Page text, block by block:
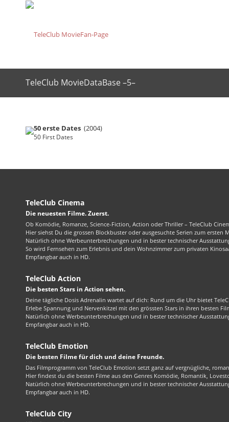
TeleClub MovieDataBase –5–
50 erste Dates (2004)
50 First Dates
TeleClub Cinema
Die neuesten Filme. Zuerst.
Ob Komödie, Romanze, Science-Fiction, Action oder Thriller – TeleClub
Hier siehst Du die grossen Blockbuster oder ausgesuchte Serien zum ersten
Natürlich ohne Werbeunterbrechungen und in bester technischer
So wird Fernsehen zum Erlebnis und dein Wohnzimmer zum privaten
Empfangbar auch in HD.
TeleClub Action
Die besten Stars in Action sehen.
Deine tägliche Dosis Adrenalin wartet auf dich: Rund um die Uhr bietet
Erlebe Spannung und Nervenkitzel mit den grössten Stars in ihren besten
Natürlich ohne Werbeunterbrechungen und in bester technischer
Empfangbar auch in HD.
TeleClub Emotion
Die besten Filme für dich und deine Freunde.
Das Filmprogramm von TeleClub Emotion setzt ganz auf vergnügliche,
Hier findest du die besten Filme aus den Genres Komödie, Romantik,
Natürlich ohne Werbeunterbrechungen und in bester technischer
Empfangbar auch in HD.
TeleClub City